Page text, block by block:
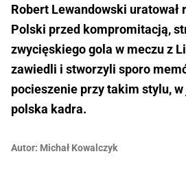
Robert Lewandowski uratował
Polski przed kompromitacją,
zwycięskiego gola w meczu z
zawiedli i stworzyli sporo
pocieszenie przy takim stylu, w
polska kadra.
Autor: Michał Kowalczyk